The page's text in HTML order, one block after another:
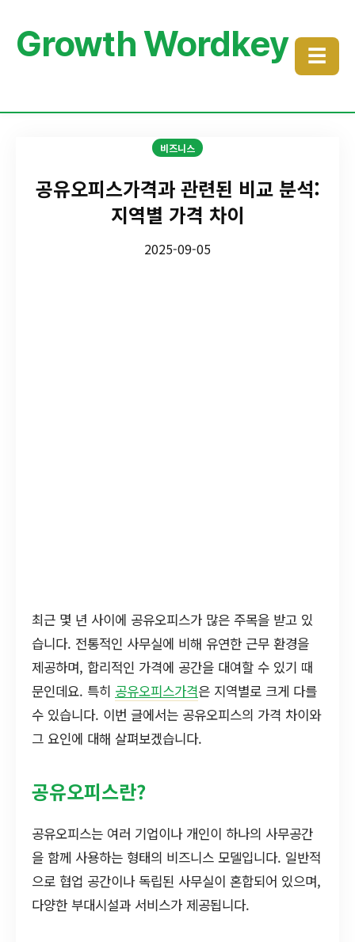
Growth Wordkey ☰
비즈니스
공유오피스가격과 관련된 비교 분석:
지역별 가격 차이
2025-09-05
최근 몇 년 사이에 공유오피스가 많은 주목을 받고 있
습니다. 전통적인 사무실에 비해 유연한 근무 환경을
제공하며, 합리적인 가격에 공간을 대여할 수 있기 때
문인데요. 특히 공유오피스가격은 지역별로 크게 다를
수 있습니다. 이번 글에서는 공유오피스의 가격 차이와
그 요인에 대해 살펴보겠습니다.
공유오피스란?
공유오피스는 여러 기업이나 개인이 하나의 사무공간
을 함께 사용하는 형태의 비즈니스 모델입니다. 일반적
으로 협업 공간이나 독립된 사무실이 혼합되어 있으며,
다양한 부대시설과 서비스가 제공됩니다.